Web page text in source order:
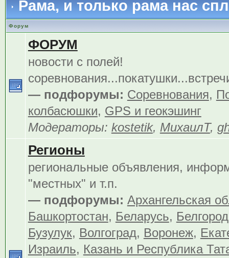
Рама, и только рама нас
Форум
ФОРУМ
новости с полей!
— подфорумы: Соревнования,
колбасюшки, GPS и геокэшинг
Модераторы: kostetik, МихаилТ,
Регионы
региональные объявления,
"местных" и т.п.
— подфорумы: Архангельская
Башкортостан, Беларусь,
Бузулук, Волгоград, Воронеж,
Израиль, Казань и Республика